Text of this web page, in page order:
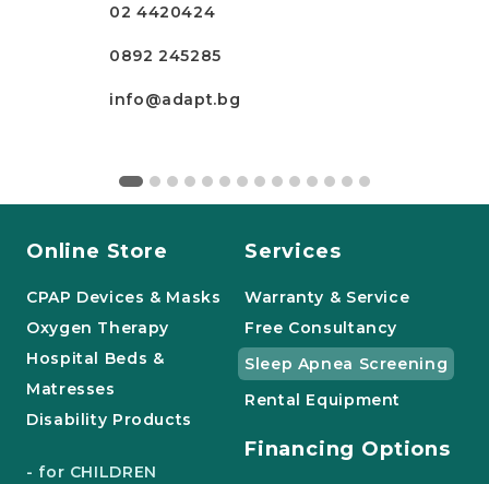
02 4420424
0892 245285
info@adapt.bg
Online Store
CPAP Devices & Masks
Oxygen Therapy
Hospital Beds &
Matresses
Disability Products
- for CHILDREN
Services
Warranty & Service
Free Consultancy
Sleep Apnea Screening
Rental Equipment
Financing Options